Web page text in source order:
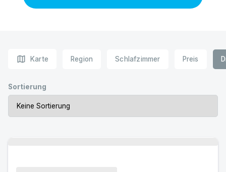
map Karte Region Schlafzimmer Preis
Sortierung